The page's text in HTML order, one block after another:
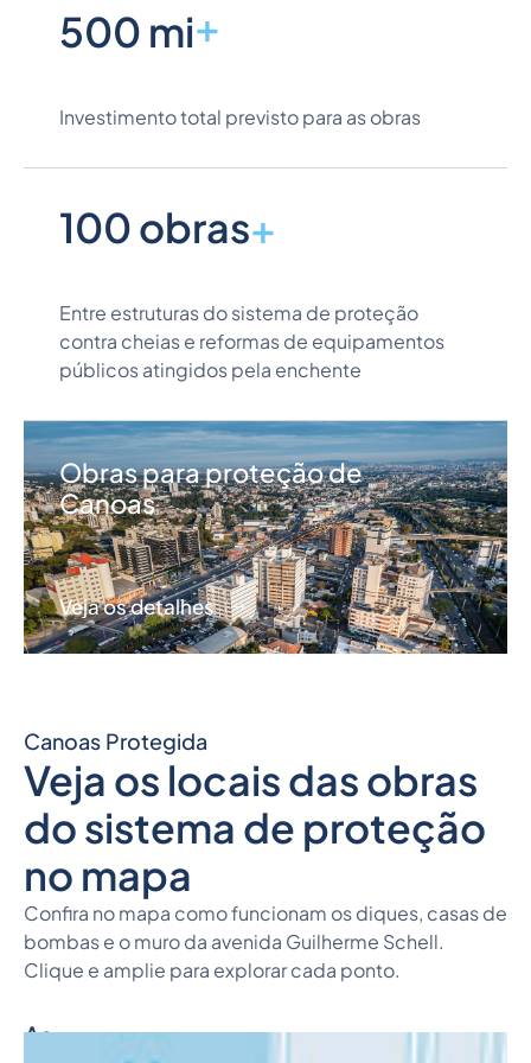
500 mi+
Investimento total previsto para as obras
100obras+
Entre estruturas do sistema de proteção
contra cheias e reformas de equipamentos
públicos atingidos pela enchente
Obras para proteção de
Canoas
Veja os detalhes
Canoas Protegida
Veja os locais das obras
do sistema de proteção
no mapa
Confira no mapa como funcionam os diques, casas de
bombas e o muro da avenida Guilherme Schell.
Clique e amplie para explorar cada ponto.
As